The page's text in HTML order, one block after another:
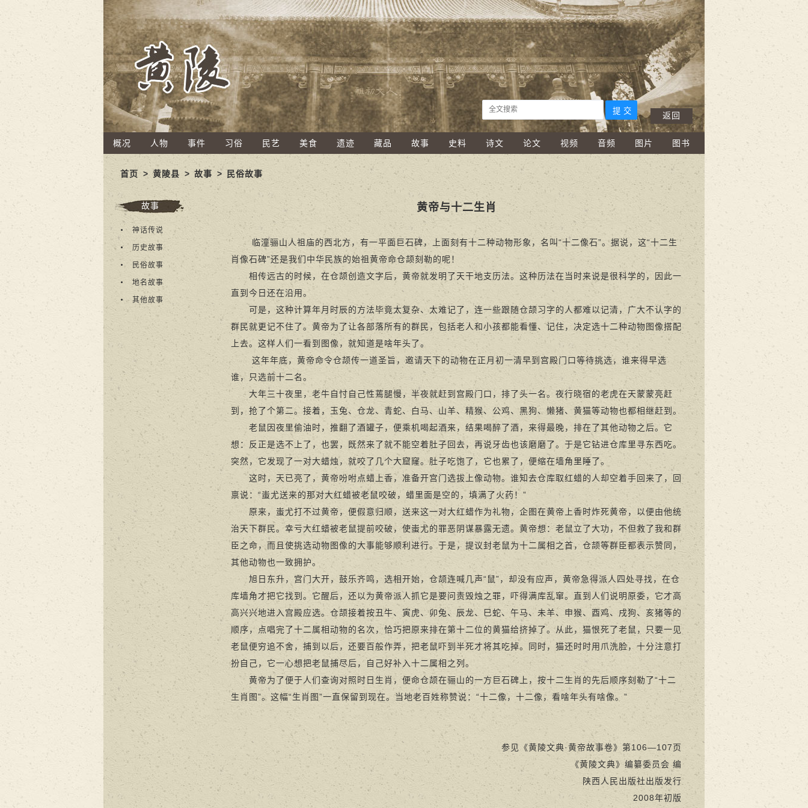
概况 人物 事件 习俗 民艺 美食 遗迹 藏品 故事 史料 诗文 论文 视频 音频 图片 图书
返回
首页 >黄陵县 > 故事 > 民俗故事
故事
神话传说
历史故事
民俗故事
地名故事
其他故事
黄帝与十二生肖
临潼骊山人祖庙的西北方，有一平面巨石碑，上面刻有十二种动物形象，名叫“十二像石”。据说，这“十二生
肖像石碑”还是我们中华民族的始祖黄帝命仓颉刻勒的呢！
相传远古的时候，在仓颉创造文字后，黄帝就发明了天干地支历法。这种历法在当时来说是很科学的，因此一
直到今日还在沿用。
可是，这种计算年月时辰的方法毕竟太复杂、太难记了，连一些跟随仓颉习字的人都难以记清，广大不认字的
群民就更记不住了。黄帝为了让各部落所有的群民，包括老人和小孩都能看懂、记住，决定选十二种动物图像搭配
上去。这样人们一看到图像，就知道是啥年头了。
这年年底，黄帝命令仓颉传一道圣旨，邀请天下的动物在正月初一清早到宫殿门口等待挑选，谁来得早选
谁，只选前十二名。
大年三十夜里，老牛自忖自己性蔫腿慢，半夜就赶到宫殿门口，排了头一名。夜行晓宿的老虎在天蒙蒙亮赶
到，抢了个第二。接着，玉兔、仓龙、青蛇、白马、山羊、精猴、公鸡、黑狗、懒猪、黄猫等动物也都相继赶到。
老鼠因夜里偷油时，推翻了酒罐子，便乘机喝起酒来，结果喝醉了酒，来得最晚，排在了其他动物之后。它
想：反正是选不上了，也罢，既然来了就不能空着肚子回去，再说牙齿也该磨磨了。于是它钻进仓库里寻东西吃。
突然，它发现了一对大蜡烛，就咬了几个大窟窿。肚子吃饱了，它也累了，便缩在墙角里睡了。
这时，天已亮了，黄帝吩咐点蜡上香，准备开宫门选拔上像动物。谁知去仓库取红蜡的人却空着手回来了，回
禀说：“蚩尤送来的那对大红蜡被老鼠咬破，蜡里面是空的，填满了火药！”
原来，蚩尤打不过黄帝，便假意归顺，送来这一对大红蜡作为礼物，企图在黄帝上香时炸死黄帝，以便由他统
治天下群民。幸亏大红蜡被老鼠提前咬破，使蚩尤的罪恶阴谋暴露无遗。黄帝想：老鼠立了大功，不但救了我和群
臣之命，而且使挑选动物图像的大事能够顺利进行。于是，提议封老鼠为十二属相之首，仓颉等群臣都表示赞同，
其他动物也一致拥护。
旭日东升，宫门大开，鼓乐齐鸣，选相开始，仓颉连喊几声“鼠”，却没有应声，黄帝急得派人四处寻找，在仓
库墙角才把它找到。它醒后，还以为黄帝派人抓它是要问责毁烛之罪，吓得满库乱窜。直到人们说明原委，它才高
高兴兴地进入宫殿应选。仓颉接着按丑牛、寅虎、卯兔、辰龙、巳蛇、午马、未羊、申猴、酉鸡、戌狗、亥猪等的
顺序，点唱完了十二属相动物的名次，恰巧把原来排在第十二位的黄猫给挤掉了。从此，猫恨死了老鼠，只要一见
老鼠便穷追不舍，捕到以后，还要百般作弄，把老鼠吓到半死才将其吃掉。同时，猫还时时用爪洗脸，十分注意打
扮自己，它一心想把老鼠捕尽后，自己好补入十二属相之列。
黄帝为了便于人们查询对照时日生肖，便命仓颉在骊山的一方巨石碑上，按十二生肖的先后顺序刻勒了“十二
生肖图”。这幅“生肖图”一直保留到现在。当地老百姓称赞说：“十二像，十二像，看啥年头有啥像。”
参见《黄陵文典·黄帝故事卷》第106—107页
《黄陵文典》编纂委员会 编
陕西人民出版社出版发行
2008年初版